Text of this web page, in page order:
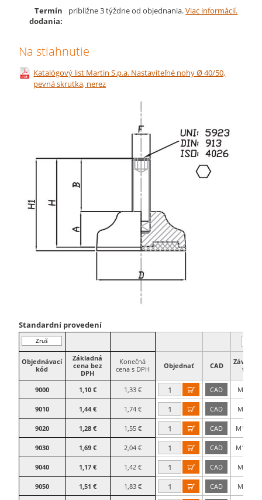
Termín
dodania:
približne 3 týždne od objednania.Viac informácií.
Na stiahnutie
Katalógový list Martin S.p.a. Nastaviteľné nohy Ø 40/50,
pevná skrutka, nerez
Standardní provedení
Zruš
filter
Objednávací
kód
Základná
cena bez
DPH
Konečná
cena s DPH
Objednať CAD
Závitová
tyč
9000 1,10 € 1,33 €  CAD M8×25
9010 1,44 € 1,74 €  CAD M8×50
9020 1,28 € 1,55 €  CAD M10×25
9030 1,69 € 2,04 €  CAD M10×50
9040 1,17 € 1,42 €  CAD M8×25
9050 1,51 € 1,83 €  CAD M8×50